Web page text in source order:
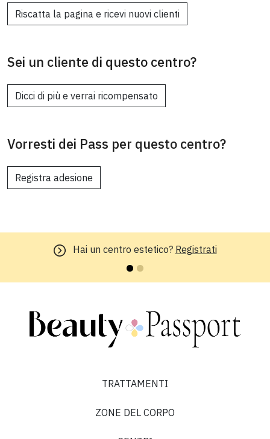
Riscatta la pagina e ricevi nuovi clienti
Sei un cliente di questo centro?
Dicci di più e verrai ricompensato
Vorresti dei Pass per questo centro?
Registra adesione
Hai un centro estetico? Registrati
TRATTAMENTI
ZONE DEL CORPO